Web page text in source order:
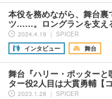
本役を務めながら、舞台
ツ……。ロングランを支え
2024.4.19 ｜ SPICER
インタビュー
舞台
舞台『ハリー・ポッター
ター役2人目は大貫勇輔【
2023.1.28 ｜ SPICER